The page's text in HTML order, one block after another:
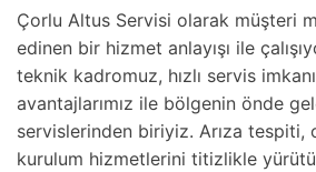
Çorlu Altus Servisi olarak müşteri
edinen bir hizmet anlayışı ile
teknik kadromuz, hızlı servis
avantajlarımız ile bölgenin önde
servislerinden biriyiz. Arıza tespiti,
kurulum hizmetlerini titizlikle